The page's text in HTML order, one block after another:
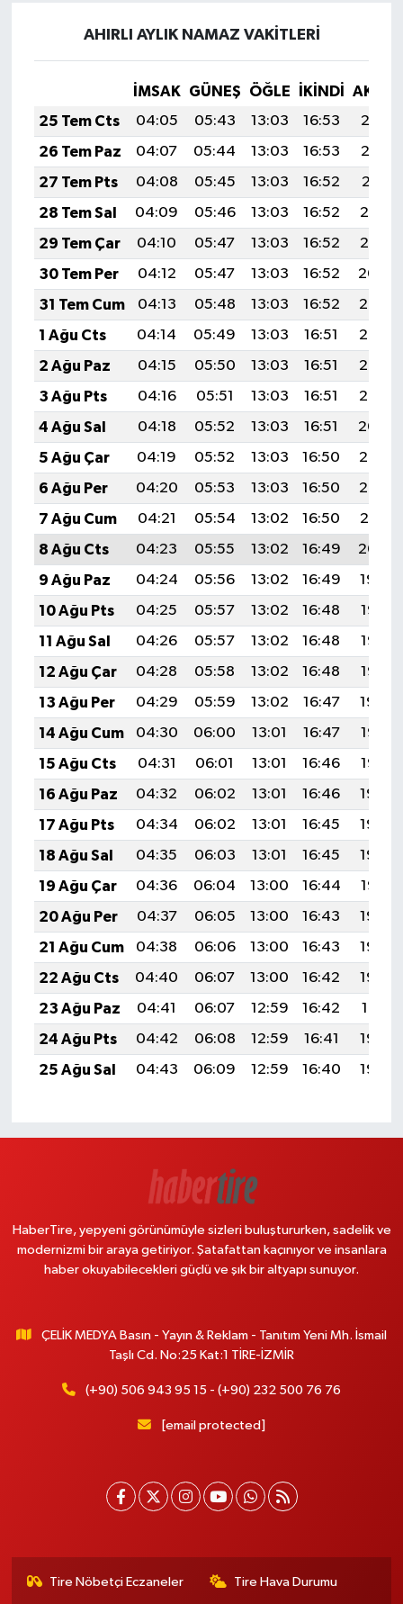
AHIRLI AYLIK NAMAZ VAKITLERI
İMSAK GÜNEŞ ÖĞLE İKINDI
25 Tem Cts
04:05 05:43 13:03 16:53
20:13
26 Tem Paz
04:07 05:44 13:03 16:53
20:12
27 Tem Pts
04:08 05:45 13:03 16:52
20:11
28 Tem Sal
04:09 05:46 13:03 16:52
20:10
29 Tem Çar
04:10 05:47 13:03 16:52
20:10
30 Tem Per
04:12 05:47 13:03 16:52
20:09
31 Tem Cum
04:13 05:48 13:03 16:52
20:08
1 Ağu Cts
04:14 05:49 13:03 16:51
20:07
2 Ağu Paz
04:15 05:50 13:03 16:51
20:06
3 Ağu Pts
04:16 05:51 13:03 16:51
20:05
4 Ağu Sal
04:18 05:52 13:03 16:51
20:04
5 Ağu Çar
04:19 05:52 13:03 16:50
20:03
6 Ağu Per
04:20 05:53 13:03 16:50
20:02
7 Ağu Cum
04:21 05:54 13:02 16:50
20:01
8 Ağu Cts
04:23 05:55 13:02 16:49
20:00
9 Ağu Paz
04:24 05:56 13:02 16:49
19:59
10 Ağu Pts
04:25 05:57 13:02 16:48
19:58
11 Ağu Sal
04:26 05:57 13:02 16:48
19:56
12 Ağu Çar
04:28 05:58 13:02 16:48
19:55
13 Ağu Per
04:29 05:59 13:02 16:47
19:54
14 Ağu Cum
04:30 06:00 13:01 16:47
19:53
15 Ağu Cts
04:31 06:01 13:01 16:46
19:52
16 Ağu Paz
04:32 06:02 13:01 16:46
19:50
17 Ağu Pts
04:34 06:02 13:01 16:45
19:49
18 Ağu Sal
04:35 06:03 13:01 16:45
19:48
19 Ağu Çar
04:36 06:04 13:00 16:44
19:47
20 Ağu Per
04:37 06:05 13:00 16:43
19:45
21 Ağu Cum
04:38 06:06 13:00 16:43
19:44
22 Ağu Cts
04:40 06:07 13:00 16:42
19:43
23 Ağu Paz
04:41 06:07 12:59 16:42
19:41
24 Ağu Pts
04:42 06:08 12:59 16:41
19:40
25 Ağu Sal
04:43 06:09 12:59 16:40 19:39
HaberTire, yepyeni görünümüyle sizleri buluştururken, sadelik ve
modernizmi bir araya getiriyor. Şatafattan kaçınıyor ve insanlara
haber okuyabilecekleri güçlü ve şık bir altyapı sunuyor.
ÇELİK MEDYA Basın - Yayın & Reklam - Tanıtım Yeni Mh. İsmail
Taşlı Cd. No:25 Kat:1 TİRE-İZMİR
(+90) 506 943 95 15 - (+90) 232 500 76 76
[email protected]
Tire Nöbetçi Eczaneler Tire Hava Durumu